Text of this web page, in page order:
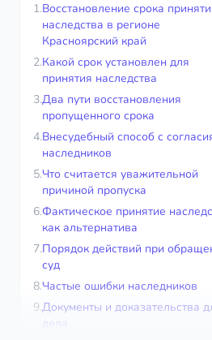
1.Восстановление срока
наследства в регионе
Красноярский край
2.Какой срок установлен для
принятия наследства
3.Два пути восстановления
пропущенного срока
4.Внесудебный способ с
наследников
5.Что считается уважительной
причиной пропуска
6.Фактическое принятие
как альтернатива
7.Порядок действий при
суд
8.Частые ошибки наследников
9.Документы и доказательства
дела